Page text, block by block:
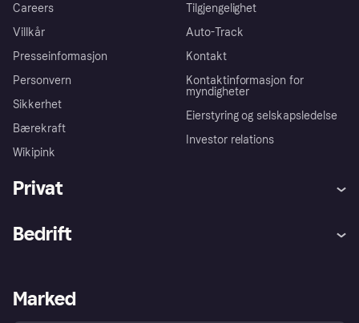
Careers
Villkår
Presseinformasjon
Personvern
Sikkerhet
Bærekraft
Wikipink
Tilgjengelighet
Auto-Track
Kontakt
Kontaktinformasjon for
myndigheter
Eierstyring og selskapsledelse
Investor relations
Privat
Utforsk butikker
Bedrift
Merchant portal
Marked